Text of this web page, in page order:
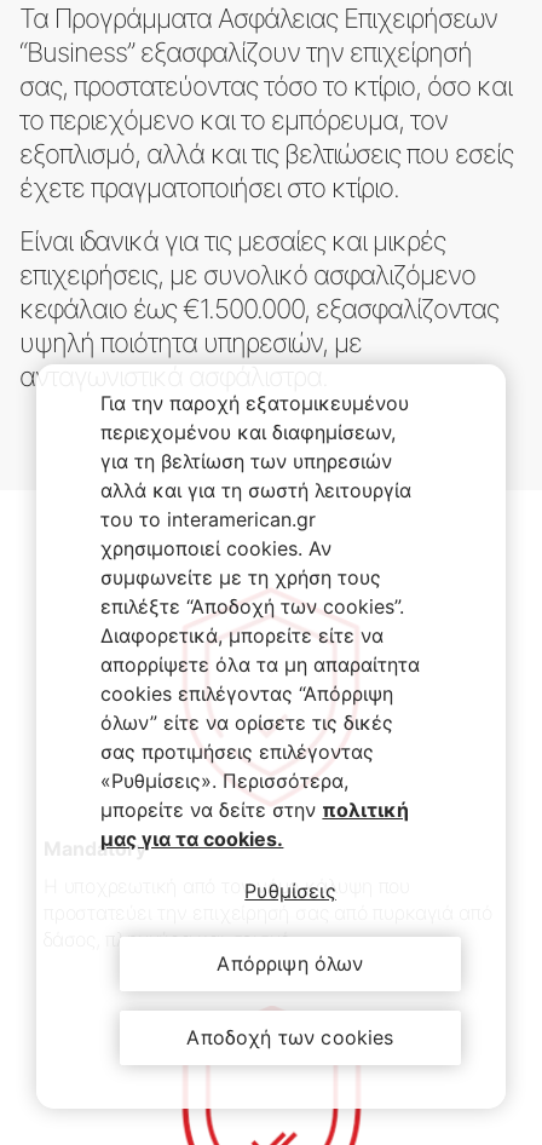
Τα Προγράμματα Ασφάλειας Επιχειρήσεων
“Business” εξασφαλίζουν την επιχείρησή
σας, προστατεύοντας τόσο το κτίριο, όσο και
το περιεχόμενο και το εμπόρευμα, τον
εξοπλισμό, αλλά και τις βελτιώσεις που εσείς
έχετε πραγματοποιήσει στο κτίριο.
Είναι ιδανικά για τις μεσαίες και μικρές
επιχειρήσεις, με συνολικό ασφαλιζόμενο
κεφάλαιο έως €1.500.000, εξασφαλίζοντας
υψηλή ποιότητα υπηρεσιών, με
ανταγωνιστικά ασφάλιστρα.
Mandatory
Η υποχρεωτική από τον νόμο κάλυψη που
δάσος, πλημμύρα και σεισμό.
Για την παροχή εξατομικευμένου
περιεχομένου και διαφημίσεων,
για τη βελτίωση των υπηρεσιών
αλλά και για τη σωστή λειτουργία
του το interamerican.gr
χρησιμοποιεί cookies. Αν
συμφωνείτε με τη χρήση τους
επιλέξτε “Αποδοχή των cookies”.
Διαφορετικά, μπορείτε είτε να
απορρίψετε όλα τα μη απαραίτητα
cookies επιλέγοντας “Απόρριψη
όλων” είτε να ορίσετε τις δικές
σας προτιμήσεις επιλέγοντας
«Ρυθμίσεις». Περισσότερα,
μπορείτε να δείτε στην πολιτική
μας για τα cookies.
Ρυθμίσεις
Απόρριψη όλων
Αποδοχή των cookies